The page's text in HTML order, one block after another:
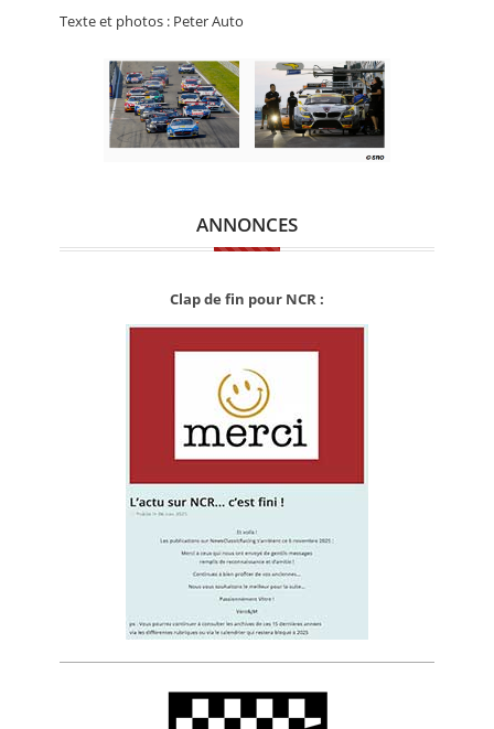
Texte et photos : Peter Auto
ANNONCES
Clap de fin pour NCR :